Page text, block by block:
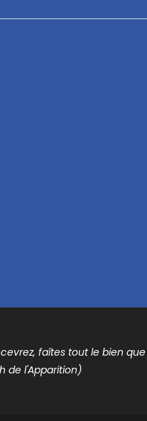
faîtes tout le bien
de l'Apparition)